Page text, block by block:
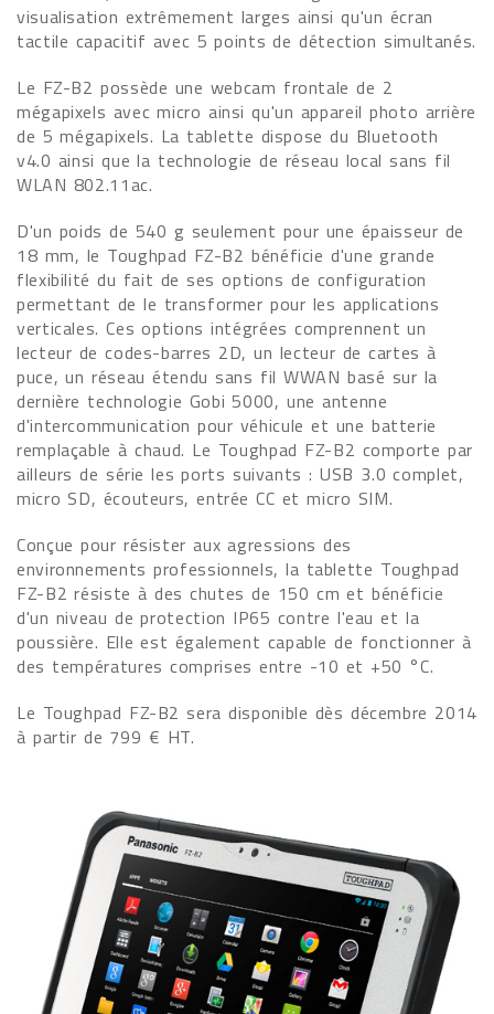
visualisation extrêmement larges ainsi qu'un écran
tactile capacitif avec 5 points de détection simultanés.
Le FZ-B2 possède une webcam frontale de 2
mégapixels avec micro ainsi qu'un appareil photo arrière
de 5 mégapixels. La tablette dispose du Bluetooth
v4.0 ainsi que la technologie de réseau local sans fil
WLAN 802.11ac.
D'un poids de 540 g seulement pour une épaisseur de
18 mm, le Toughpad FZ-B2 bénéficie d'une grande
flexibilité du fait de ses options de configuration
permettant de le transformer pour les applications
verticales. Ces options intégrées comprennent un
lecteur de codes-barres 2D, un lecteur de cartes à
puce, un réseau étendu sans fil WWAN basé sur la
dernière technologie Gobi 5000, une antenne
d'intercommunication pour véhicule et une batterie
remplaçable à chaud. Le Toughpad FZ-B2 comporte par
ailleurs de série les ports suivants : USB 3.0 complet,
micro SD, écouteurs, entrée CC et micro SIM.
Conçue pour résister aux agressions des
environnements professionnels, la tablette Toughpad
FZ-B2 résiste à des chutes de 150 cm et bénéficie
d'un niveau de protection IP65 contre l'eau et la
poussière. Elle est également capable de fonctionner à
des températures comprises entre -10 et +50 °C.
Le Toughpad FZ-B2 sera disponible dès décembre 2014
à partir de 799 € HT.